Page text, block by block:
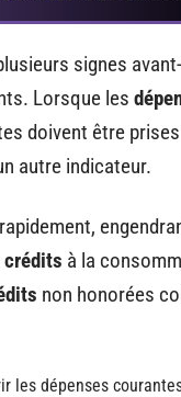
signes
Lorsque les
doivent être
autre indicateur.
crédits à la
non honorées
les dépenses